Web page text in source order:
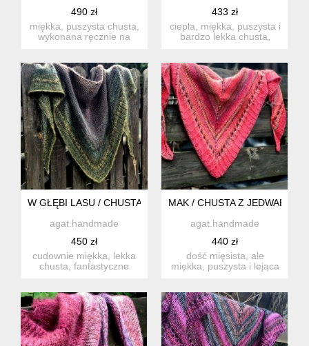
490 zł
miękka, puszysta chusta,
wykonana ręcznie na
433 zł
ciepła, miękka, puszysta i
bardzo lekka chusta,
W GŁĘBI LASU / CHUSTA
agat.handmade
450 zł
cudownie miękka, lekka
chusta, fantastyczne
MAK / CHUSTA Z JEDWABIEM
agat.handmade
440 zł
dość mięsista, ale
miękka, puszysta i lejąca